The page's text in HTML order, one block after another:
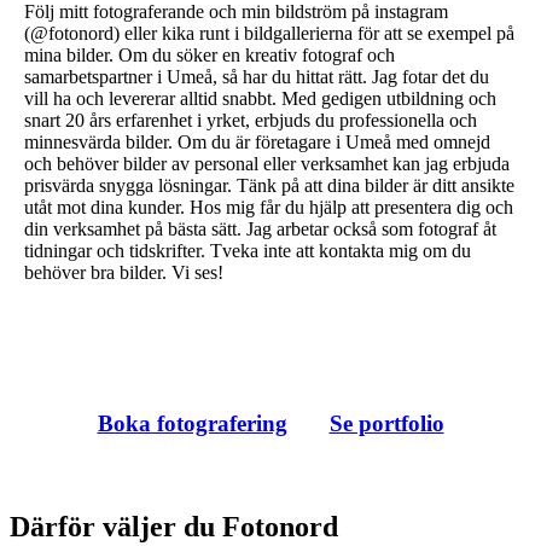
Följ mitt fotograferande och min bildström på instagram
(@fotonord) eller kika runt i bildgallerierna för att se exempel på
mina bilder. Om du söker en kreativ fotograf och
samarbetspartner i Umeå, så har du hittat rätt. Jag fotar det du
vill ha och levererar alltid snabbt. Med gedigen utbildning och
snart 20 års erfarenhet i yrket, erbjuds du professionella och
minnesvärda bilder. Om du är företagare i Umeå med omnejd
och behöver bilder av personal eller verksamhet kan jag erbjuda
prisvärda snygga lösningar. Tänk på att dina bilder är ditt ansikte
utåt mot dina kunder. Hos mig får du hjälp att presentera dig och
din verksamhet på bästa sätt. Jag arbetar också som fotograf åt
tidningar och tidskrifter. Tveka inte att kontakta mig om du
behöver bra bilder. Vi ses!
Boka fotografering Se portfolio
Därför väljer du Fotonord